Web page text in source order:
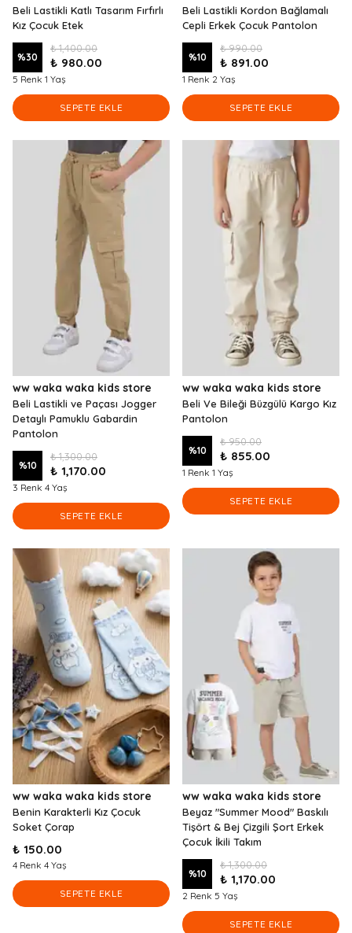
Beli Lastikli Katlı Tasarım Fırfırlı
Kız Çocuk Etek
%30
₺ 1,400.00
₺ 980.00
5 Renk 1 Yaş
SEPETE EKLE
Beli Lastikli Kordon Bağlamalı
Cepli Erkek Çocuk Pantolon
%10
₺ 990.00
₺ 891.00
1 Renk 2 Yaş
SEPETE EKLE
ww waka waka kids store
Beli Lastikli ve Paçası Jogger
Detaylı Pamuklu Gabardin
Pantolon
%10
₺ 1,300.00
₺ 1,170.00
3 Renk 4 Yaş
SEPETE EKLE
ww waka waka kids store
Beli Ve Bileği Büzgülü Kargo Kız
Pantolon
%10
₺ 950.00
₺ 855.00
1 Renk 1 Yaş
SEPETE EKLE
ww waka waka kids store
Benin Karakterli Kız Çocuk
Soket Çorap
₺ 150.00
4 Renk 4 Yaş
SEPETE EKLE
ww waka waka kids store
Beyaz "Summer Mood" Baskılı
Tişört & Bej Çizgili Şort Erkek
Çocuk İkili Takım
%10
₺ 1,300.00
₺ 1,170.00
2 Renk 5 Yaş
SEPETE EKLE